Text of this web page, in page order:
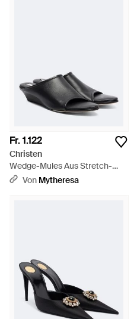
Fr. 1.122
Christen
Wedge-Mules Aus Stretch-
Leder - Schwarz
Von Mytheresa